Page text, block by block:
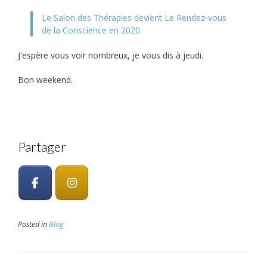
Le Salon des Thérapies devient Le Rendez-vous
de la Conscience en 2020
J'espère vous voir nombreux, je vous dis à jeudi.
Bon weekend.
Partager
Posted inBlog